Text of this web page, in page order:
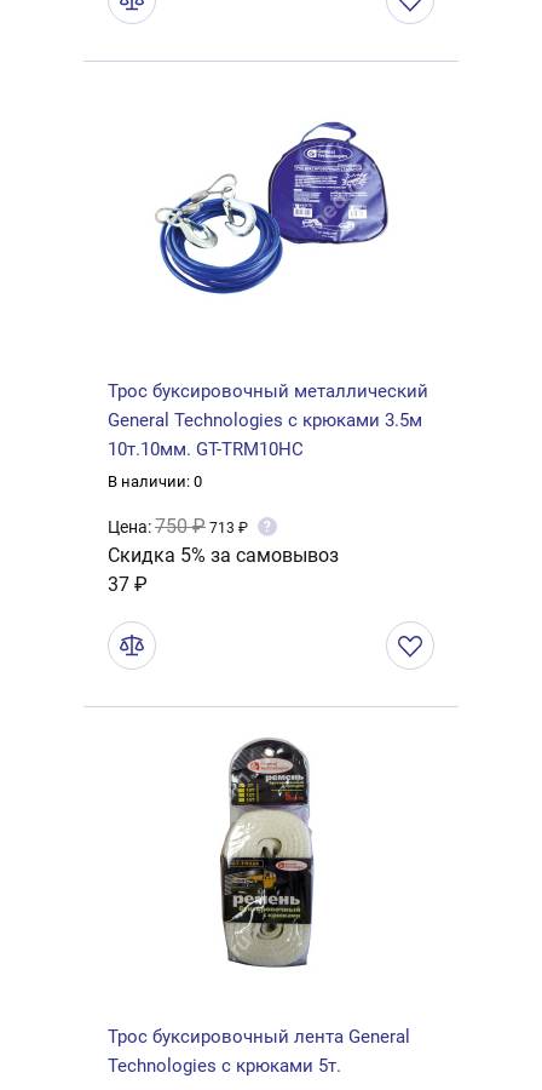
Трос буксировочный металлический
General Technologies с крюками 3.5м
10т.10мм. GT-TRM10HC
В наличии: 0
Цена:750 ₽ 713 ₽ ?
Скидка 5% за самовывоз
37 ₽
Трос буксировочный лента General
Technologies с крюками 5т.